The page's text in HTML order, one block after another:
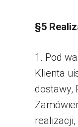
§5
1. Pod
Klienta
dostawy,
realizacji,